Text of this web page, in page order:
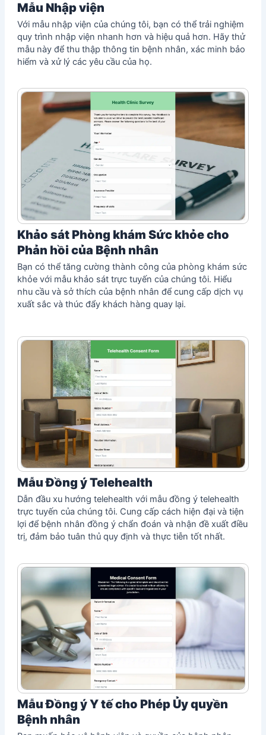
Mẫu Nhập viện
Với mẫu nhập viện của chúng tôi, bạn có thể trải nghiệm
quy trình nhập viện nhanh hơn và hiệu quả hơn. Hãy thử
mẫu này để thu thập thông tin bệnh nhân, xác minh bảo
hiểm và xử lý các yêu cầu của họ.
Khảo sát Phòng khám Sức khỏe cho
Phản hồi của Bệnh nhân
Bạn có thể tăng cường thành công của phòng khám sức
khỏe với mẫu khảo sát trực tuyến của chúng tôi. Hiểu
nhu cầu và sở thích của bệnh nhân để cung cấp dịch vụ
xuất sắc và thúc đẩy khách hàng quay lại.
Mẫu Đồng ý Telehealth
Dẫn đầu xu hướng telehealth với mẫu đồng ý telehealth
trực tuyến của chúng tôi. Cung cấp cách hiện đại và tiện
lợi để bệnh nhân đồng ý chẩn đoán và nhận đề xuất điều
trị, đảm bảo tuân thủ quy định và thực tiễn tốt nhất.
Mẫu Đồng ý Y tế cho Phép Ủy quyền
Bệnh nhân